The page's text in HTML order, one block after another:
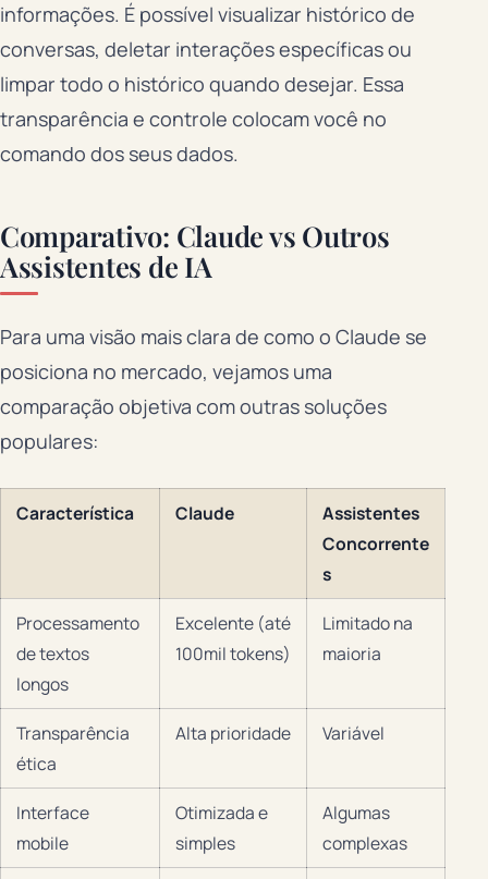
informações. É possível visualizar histórico de
conversas, deletar interações específicas ou
limpar todo o histórico quando desejar. Essa
transparência e controle colocam você no
comando dos seus dados.
Comparativo: Claude vs Outros
Assistentes de IA
Para uma visão mais clara de como o Claude se
posiciona no mercado, vejamos uma
comparação objetiva com outras soluções
populares:
Característica Claude
Assistentes
Concorrente
s
Processamento
de textos
longos
Excelente (até
100mil tokens)
Limitado na
maioria
Transparência
ética
Alta prioridade Variável
Interface
mobile
Otimizada e
simples
Algumas
complexas